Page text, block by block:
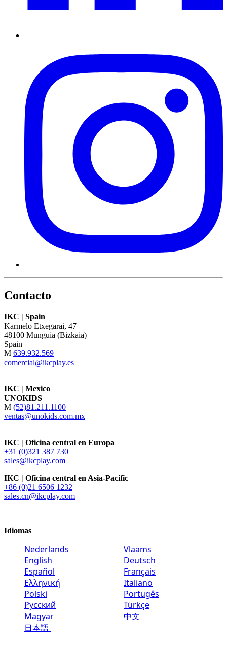
Contacto
IKC | Spain
Karmelo Etxegarai, 47
48100 Munguia (Bizkaia)
Spain
M 639.932.569
comercial@ikcplay.es
IKC | Mexico
UNOKIDS
M (52)81.211.1100
ventas@unokids.com.mx
IKC | Oficina central en Europa
+31 (0)321 387 730
sales@ikcplay.com
IKC | Oficina central en Asia-Pacific
+86 (0)21 6506 1232
sales.cn@ikcplay.com
Idiomas
Nederlands
Vlaams
English
Deutsch
Español
Français
Ελληνική
Italiano
Polski
Portugês
Русский
Türkçe
Magyar
中文
日本語